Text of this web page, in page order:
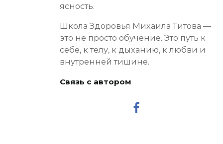
ясность.
Школа Здоровья Михаила Титова —
это не просто обучение. Это путь к
себе, к телу, к дыханию, к любви и
внутренней тишине.
Связь с автором